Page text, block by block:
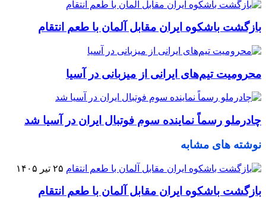
بازگشت باشکوه ایران مقابل آلمان با طعم انتقام
محرومیت تیم‌های ایرانی از میزبانی در آسیا
چادرملو رسماً نماینده سوم فوتبال ایران در آسیا شد
نوشته های مشابه
۲۵ تیر ۱۴۰۵
بازگشت باشکوه ایران مقابل آلمان با طعم انتقام